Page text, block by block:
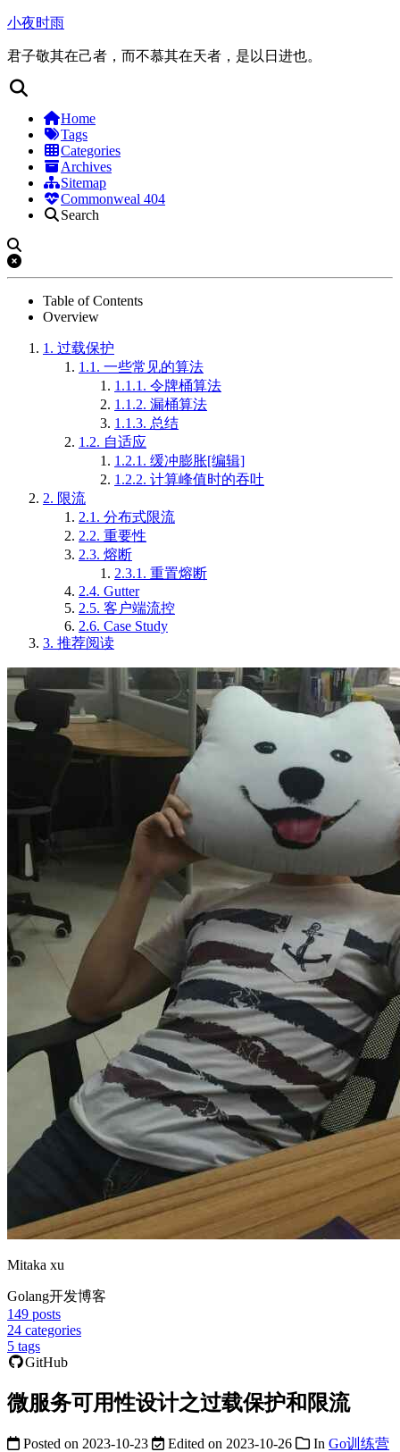
小夜时雨
君子敬其在己者，而不慕其在天者，是以日进也。
Home
Tags
Categories
Archives
Sitemap
Commonweal 404
Search
Table of Contents
Overview
1. 过载保护
1.1. 一些常见的算法
1.1.1. 令牌桶算法
1.1.2. 漏桶算法
1.1.3. 总结
1.2. 自适应
1.2.1. 缓冲膨胀[编辑]
1.2.2. 计算峰值时的吞吐
2. 限流
2.1. 分布式限流
2.2. 重要性
2.3. 熔断
2.3.1. 重置熔断
2.4. Gutter
2.5. 客户端流控
2.6. Case Study
3. 推荐阅读
Mitaka xu
Golang开发博客
149 posts
24 categories
5 tags
GitHub
微服务可用性设计之过载保护和限流
Posted on 2023-10-23 Edited on 2023-10-26 In Go训练营